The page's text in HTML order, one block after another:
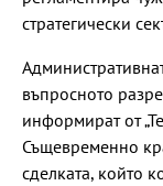
стратегически
въпросното
информират от
Същевременно
сделката, който